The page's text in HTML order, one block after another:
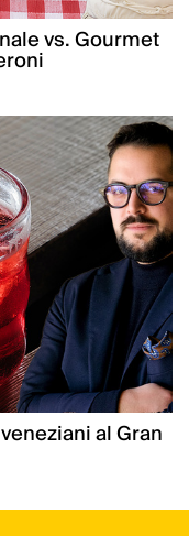
vs. Gourmet
al Gran